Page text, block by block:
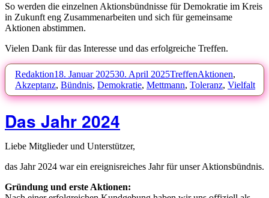
So werden die einzelnen Aktionsbündnisse für Demokratie im Kreis
in Zukunft eng Zusammenarbeiten und sich für gemeinsame
Aktionen abstimmen.
Vielen Dank für das Interesse und das erfolgreiche Treffen.
Autor
RedaktionVeröffentlicht
am
18. Januar 202530. April 2025Kategorien
TreffenSchlagwörter
Aktionen,
Akzeptanz, Bündnis, Demokratie, Mettmann, Toleranz, Vielfalt
Das Jahr 2024
Liebe Mitglieder und Unterstützer,
das Jahr 2024 war ein ereignisreiches Jahr für unser Aktionsbündnis.
Gründung und erste Aktionen: